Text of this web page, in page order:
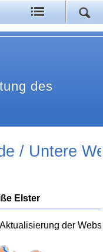
des
/ Untere
Elster
der